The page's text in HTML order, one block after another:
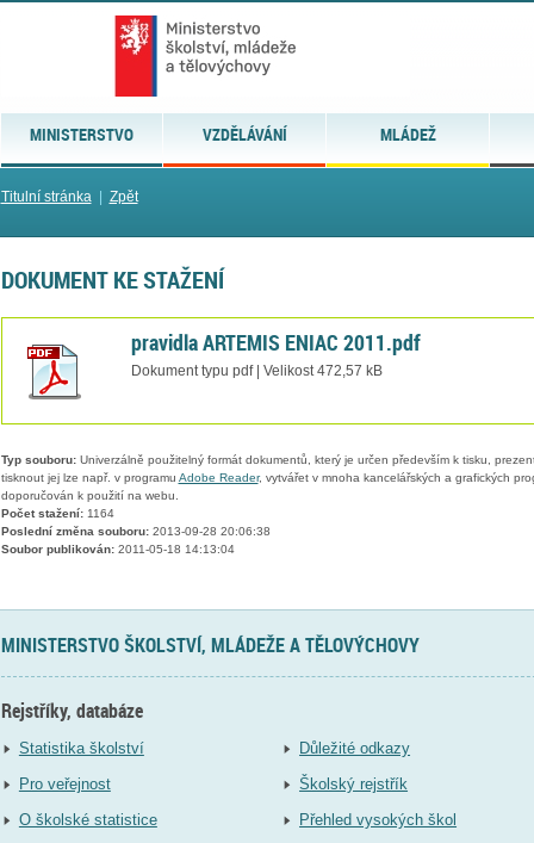
MINISTERSTVO VZDĚLÁVÁNÍ MLÁDEŽ
Titulní stránka| Zpět
DOKUMENT KE STAŽENÍ
pravidla ARTEMIS ENIAC 2011.pdf
Dokument typu pdf | Velikost 472,57 kB
Typ souboru:Univerzálně použitelný formát dokumentů, který je určen především k tisku,
tisknout jej lze např. v programu Adobe Reader, vytvářet v mnoha kancelářských a grafických
doporučován k použití na webu.
Počet stažení:1164
Poslední změna souboru:2013-09-28 20:06:38
Soubor publikován:2011-05-18 14:13:04
MINISTERSTVO ŠKOLSTVÍ, MLÁDEŽE A TĚLOVÝCHOVY
Rejstříky, databáze
Statistika školství
Pro veřejnost
O školské statistice
Důležité odkazy
Školský rejstřík
Přehled vysokých škol